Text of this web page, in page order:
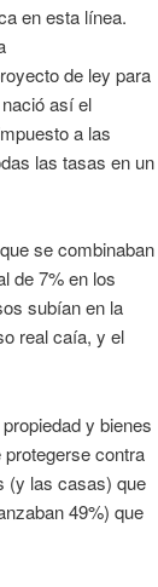
en esta línea.
de ley para
así el
a las
las tasas en un
se combinaban
de 7% en los
subían en la
real caía, y el
y bienes
contra
(y las casas) que
49%) que